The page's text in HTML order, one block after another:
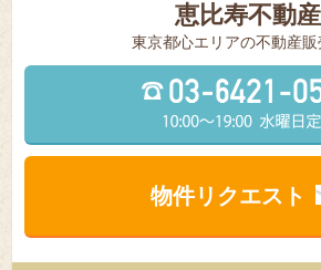
恵比寿不動産
東京都⼼エリアの不動産販
物件リクエスト